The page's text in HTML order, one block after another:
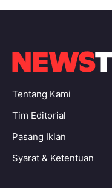
Tentang Kami
Tim Editorial
Pasang Iklan
Syarat & Ketentuan